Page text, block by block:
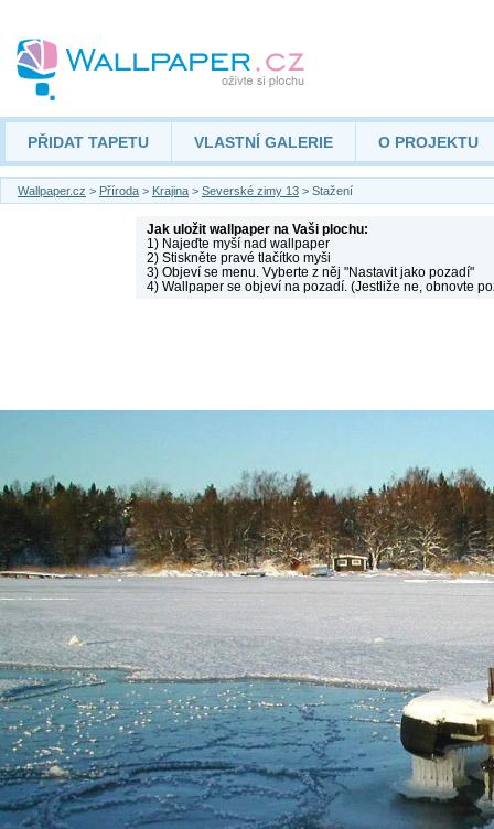
PŘIDAT TAPETU VLASTNÍ GALERIE O PROJEKTU
Wallpaper.cz > Příroda > Krajina > Severské zimy 13 > Stažení
Jak uložit wallpaper na Vaši plochu:
1) Najeďte myší nad wallpaper
2) Stiskněte pravé tlačítko myši
3) Objeví se menu. Vyberte z něj "Nastavit jako pozadí"
4) Wallpaper se objeví na pozadí. (Jestliže ne, obnovte